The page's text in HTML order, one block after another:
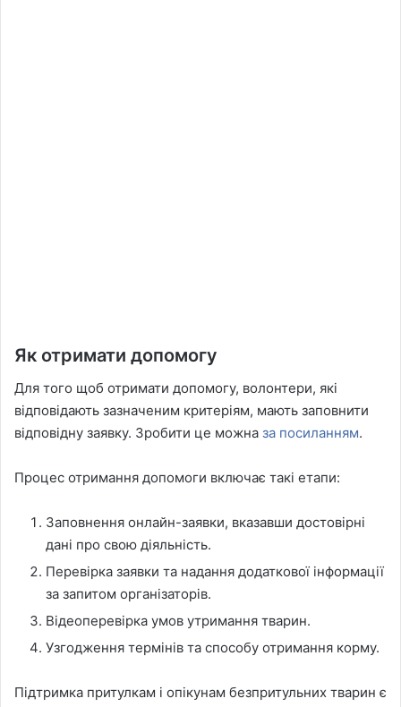
Як отримати допомогу
Для того щоб отримати допомогу, волонтери, які
відповідають зазначеним критеріям, мають заповнити
відповідну заявку. Зробити це можна за посиланням.
Процес отримання допомоги включає такі етапи:
Заповнення онлайн-заявки, вказавши достовірні
дані про свою діяльність.
Перевірка заявки та надання додаткової інформації
за запитом організаторів.
Відеоперевірка умов утримання тварин.
Узгодження термінів та способу отримання корму.
Підтримка притулкам і опікунам безпритульних тварин є